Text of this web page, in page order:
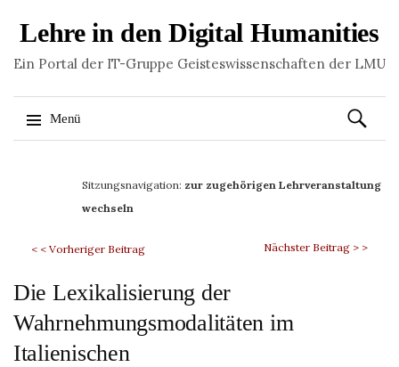
Lehre in den Digital Humanities
Ein Portal der IT-Gruppe Geisteswissenschaften der LMU
Menü
Suchen
nach:
Sitzungsnavigation: zur zugehörigen Lehrveranstaltung
wechseln
< < Vorheriger Beitrag Nächster Beitrag > >
Die Lexikalisierung der
Wahrnehmungsmodalitäten im
Italienischen